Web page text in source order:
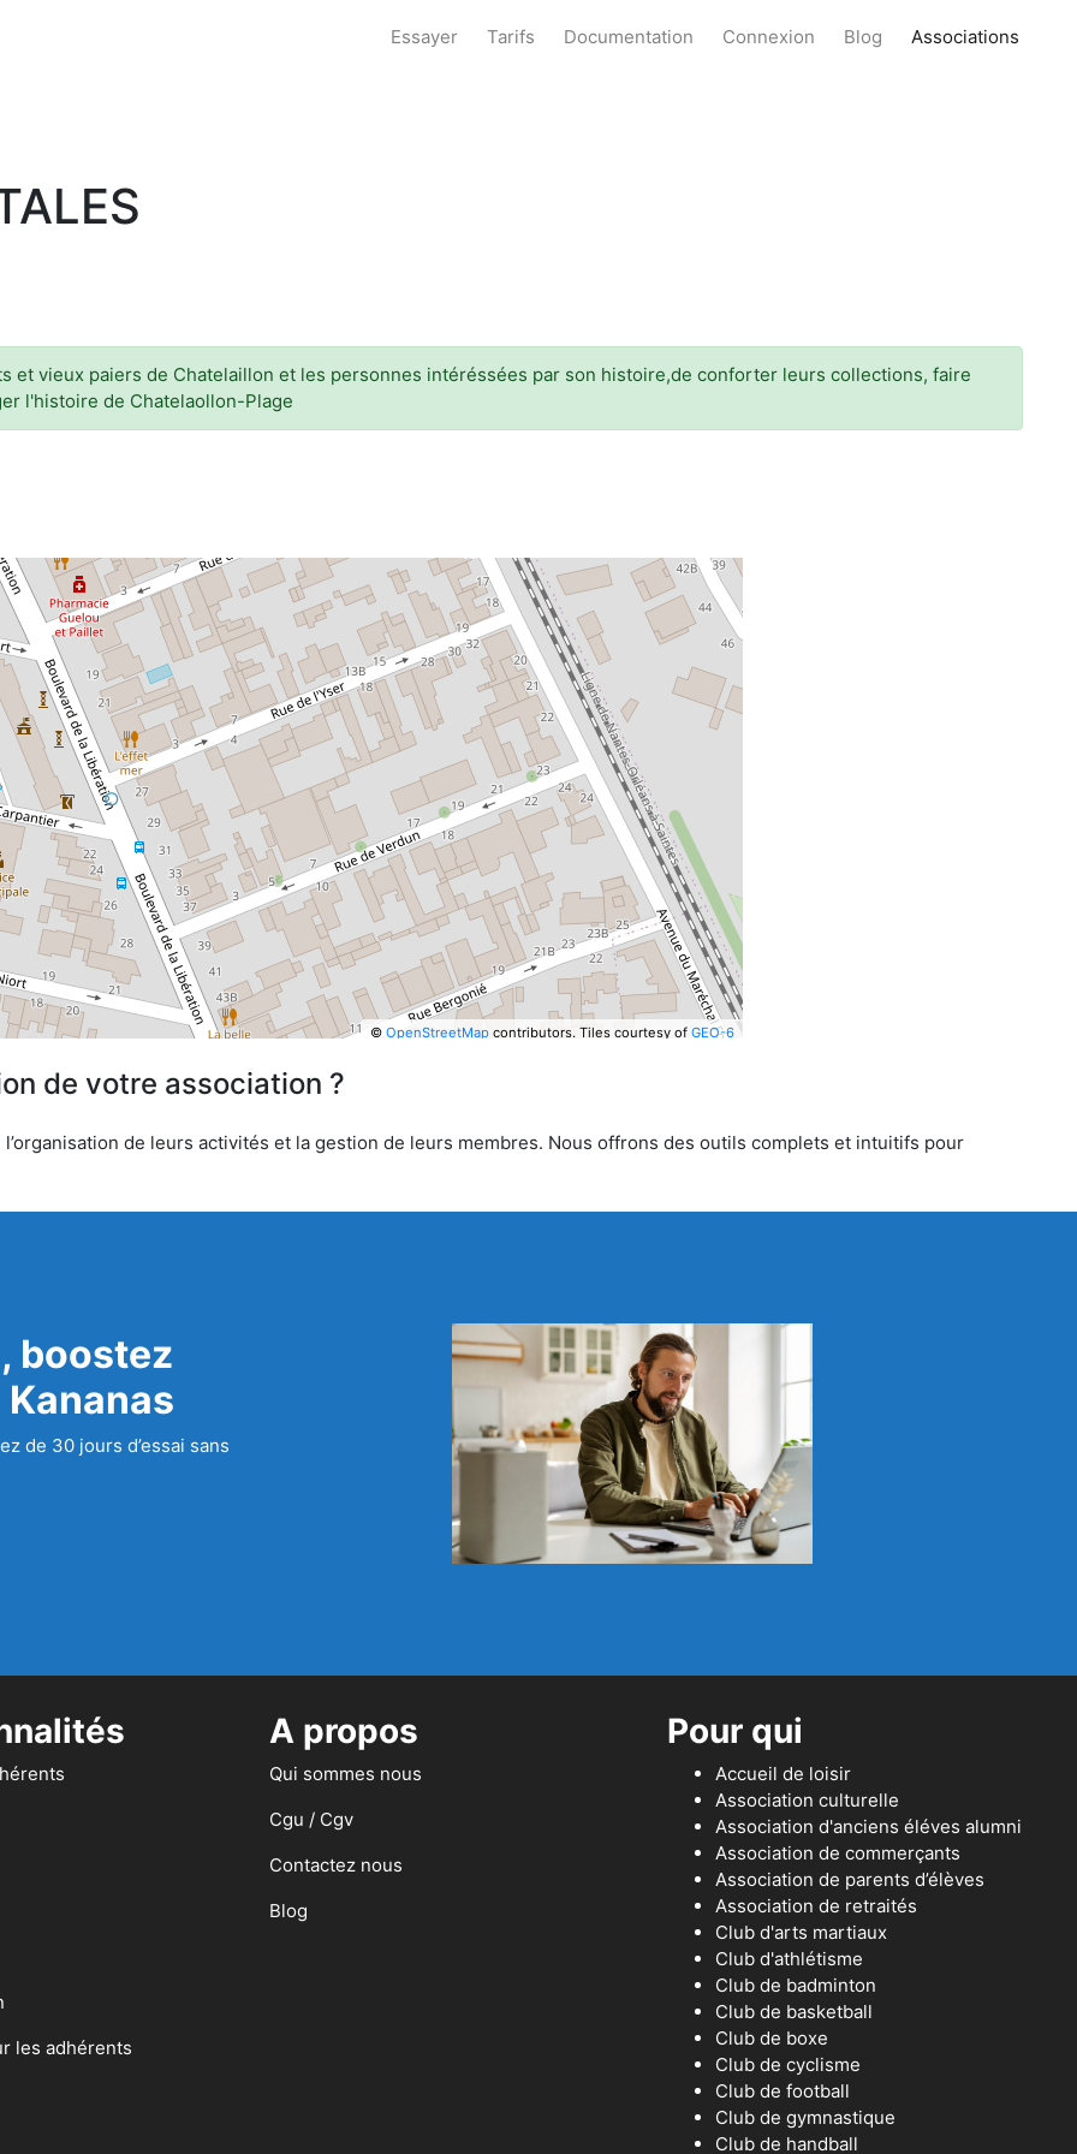
Essayer Tarifs Documentation Connexion Blog Associations
et vieux paiers de Chatelaillon et les personnes intéréssées par son histoire,de conforter leurs collections, faire
l'histoire de Chatelaollon-Plage
© OpenStreetMapcontributors. Tiles courtesy of GEO-6
de votre association ?
de leurs activités et la gestion de leurs membres. Nous offrons des outils complets et intuitifs pour
boostez
de 30 jours d’essai sans
les adhérents
A propos
Qui sommes nous
Cgu / Cgv
Contactez nous
Blog
Pour qui
Accueil de loisir
Association culturelle
Association d'anciens éléves alumni
Association de commerçants
Association de parents d’élèves
Association de retraités
Club d'arts martiaux
Club d'athlétisme
Club de badminton
Club de basketball
Club de boxe
Club de cyclisme
Club de football
Club de gymnastique
Club de handball